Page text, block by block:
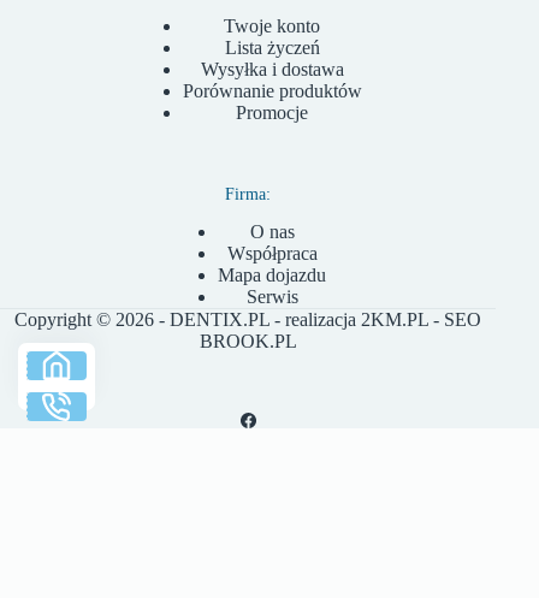
Twoje konto
Lista życzeń
Wysyłka i dostawa
Porównanie produktów
Promocje
Firma:
O nas
Współpraca
Mapa dojazdu
Serwis
Copyright © 2026 - DENTIX.PL - realizacja 2KM.PL - SEO
BROOK.PL